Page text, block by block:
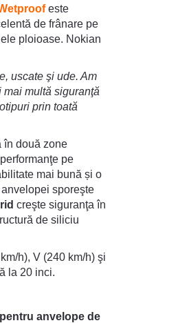
este
de frânare pe
ploioase. Nokian
uscate şi ude. Am
multă siguranţă
prin toată
în două zone
pe
mai bună și o
sporeşte
creşte siguranţa în
de siliciu
h), V (240 km/h) şi
la 20 inci.
anvelope de